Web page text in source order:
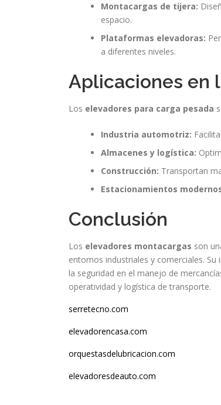
Montacargas de tijera:
espacio.
Plataformas elevadoras:
a diferentes niveles.
Aplicaciones en
Los elevadores para carga pesada
Industria automotriz:
Almacenes y logística:
Construcción: Transportan
Estacionamientos
Conclusión
Los elevadores montacargas son
entornos industriales y comerciales.
la seguridad en el manejo de
operatividad y logística de transporte.
serretecno.com
elevadorencasa.com
orquestasdelubricacion.com
elevadoresdeauto.com